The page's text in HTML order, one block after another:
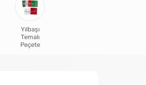
Yılbaşı
Temalı
Peçete